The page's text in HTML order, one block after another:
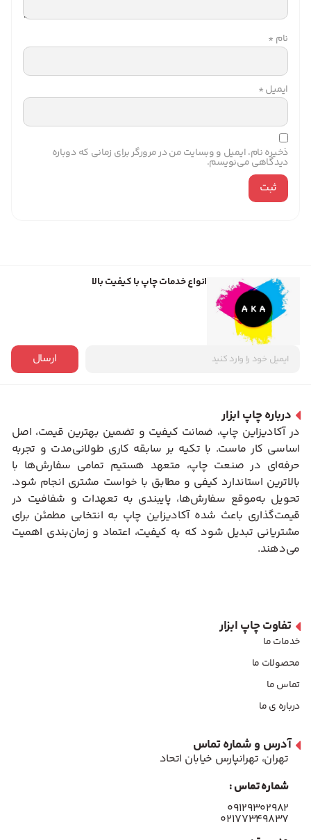
نام *
ایمیل*
ذخیره نام، ایمیل و وبسایت من در مرورگر برای زمانی که دوباره
دیدگاهی می‌نویسم.
انواع خدمات چاپ با کیفیت بالا
ارسال
درباره چاپ ابزار
در آکادیزاین چاپ، ضمانت کیفیت و تضمین بهترین قیمت، اصل
اساسی کار ماست. با تکیه بر سابقه کاری طولانی‌مدت و تجربه
حرفه‌ای در صنعت چاپ، متعهد هستیم تمامی سفارش‌ها با
بالاترین استاندارد کیفی و مطابق با خواست مشتری انجام شود.
تحویل به‌موقع سفارش‌ها، پایبندی به تعهدات و شفافیت در
قیمت‌گذاری باعث شده آکادیزاین چاپ به انتخابی مطمئن برای
مشتریانی تبدیل شود که به کیفیت، اعتماد و زمان‌بندی اهمیت
می‌دهند.
تفاوت چاپ ابزار
خدمات ما
محصولات ما
تماس ما
درباره ی ما
آدرس و شماره تماس
تهران، تهرانپارس خیابان اتحاد
شماره تماس :
۰۹۱۲۹۳۰۲۹۸۲
۰۲۱۷۷۳۴۹۸۳۷